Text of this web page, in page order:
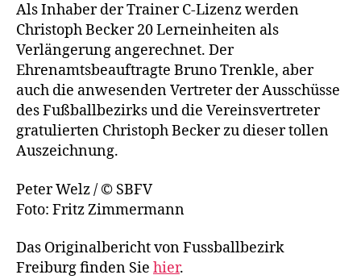
Als Inhaber der Trainer C-Lizenz werden
Christoph Becker 20 Lerneinheiten als
Verlängerung angerechnet. Der
Ehrenamtsbeauftragte Bruno Trenkle, aber
auch die anwesenden Vertreter der Ausschüsse
des Fußballbezirks und die Vereinsvertreter
gratulierten Christoph Becker zu dieser tollen
Auszeichnung.
Peter Welz / © SBFV
Foto: Fritz Zimmermann
Das Originalbericht von Fussballbezirk
Freiburg finden Sie hier.